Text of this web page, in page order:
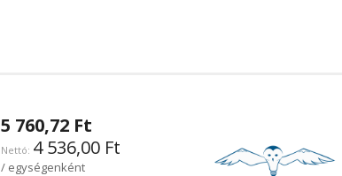
5 760,72 Ft
4 536,00 Ft
/ egységenként